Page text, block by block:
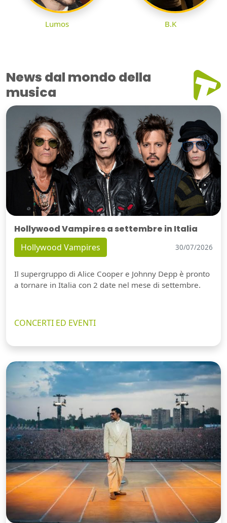
Lumos B.K
News dal mondo della
musica
Hollywood Vampires a settembre in Italia
Hollywood Vampires 30/07/2026
Il supergruppo di Alice Cooper e Johnny Depp è pronto
a tornare in Italia con 2 date nel mese di settembre.
CONCERTI ED EVENTI